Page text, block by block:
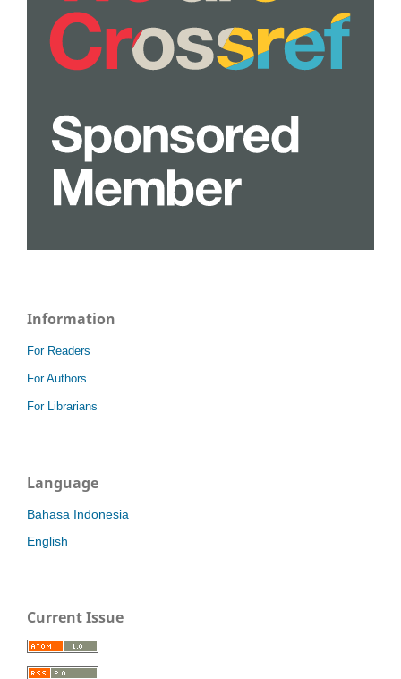
Information
For Readers
For Authors
For Librarians
Language
Bahasa Indonesia
English
Current Issue